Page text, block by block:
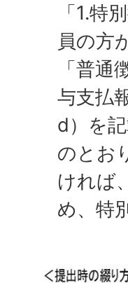
「1.特
員の方
「普
与支払
d）を
のとお
ければ
め、特